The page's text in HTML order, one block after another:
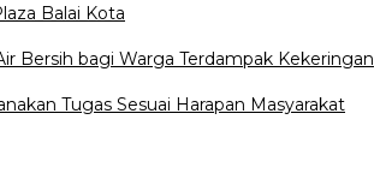
Balai Kota
Bersih bagi Warga Terdampak Kekeringan
Tugas Sesuai Harapan Masyarakat